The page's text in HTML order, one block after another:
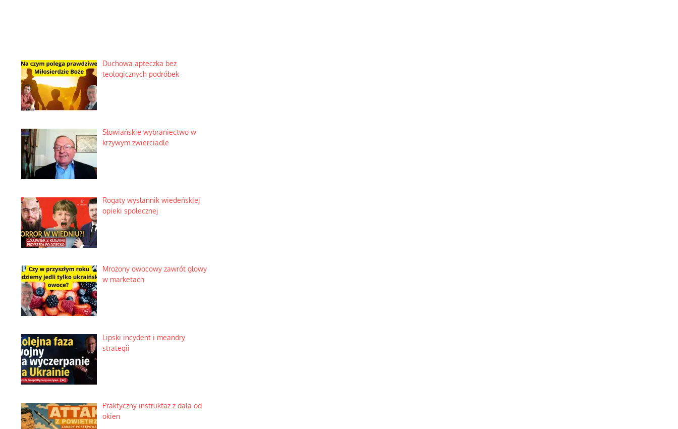
Duchowa apteczka bez
teologicznych podróbek
Słowiańskie wybraniectwo w
krzywym zwierciadle
Rogaty wysłannik wiedeńskiej
opieki społecznej
Mrożony owocowy zawrót głowy
w marketach
Lipski incydent i meandry
strategii
Praktyczny instruktaż z dala od
okien